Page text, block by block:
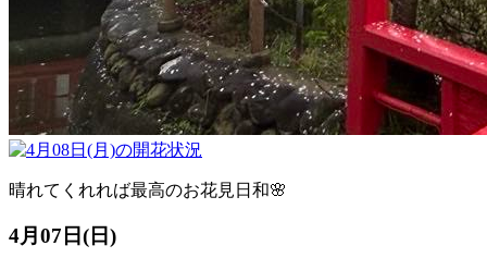
晴れてくれれば最高のお花見日和🌸
4月07日(日)